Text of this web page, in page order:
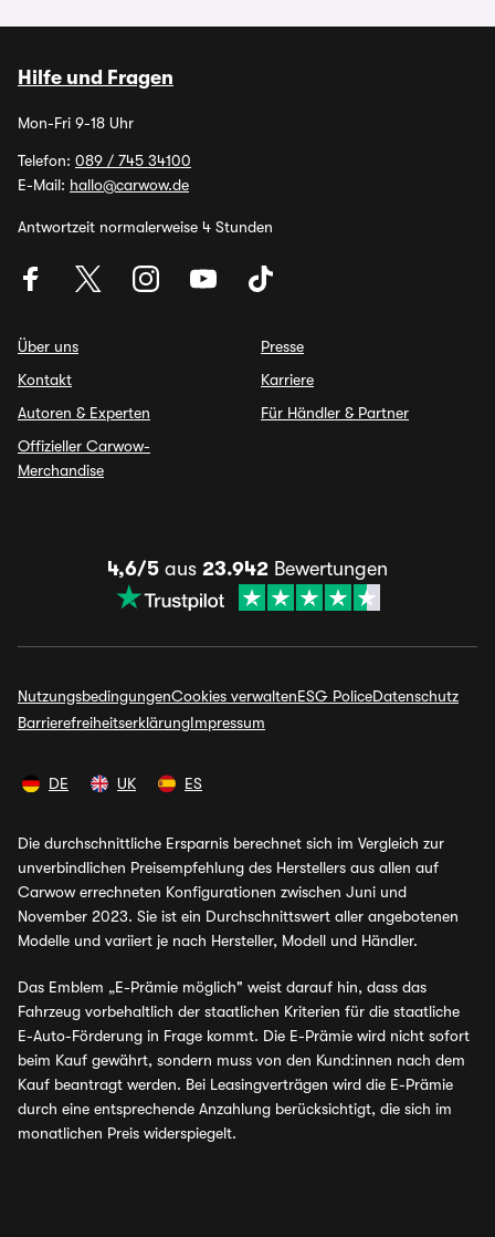
Hilfe und Fragen
Mon-Fri 9-18 Uhr
Telefon: 089 / 745 34100
E-Mail: hallo@carwow.de
Antwortzeit normalerweise 4 Stunden
Über uns
Kontakt
Autoren & Experten
Offizieller Carwow-
Merchandise
Presse
Karriere
Für Händler & Partner
4,6/5 aus 23.942 Bewertungen
NutzungsbedingungenCookies verwaltenESG PoliceDatenschutz
BarrierefreiheitserklärungImpressum
DE UK ES
Die durchschnittliche Ersparnis berechnet sich im Vergleich zur
unverbindlichen Preisempfehlung des Herstellers aus allen auf
Carwow errechneten Konfigurationen zwischen Juni und
November 2023. Sie ist ein Durchschnittswert aller angebotenen
Modelle und variiert je nach Hersteller, Modell und Händler.
Das Emblem „E-Prämie möglich" weist darauf hin, dass das
Fahrzeug vorbehaltlich der staatlichen Kriterien für die staatliche
E-Auto-Förderung in Frage kommt. Die E-Prämie wird nicht sofort
beim Kauf gewährt, sondern muss von den Kund:innen nach dem
Kauf beantragt werden. Bei Leasingverträgen wird die E-Prämie
durch eine entsprechende Anzahlung berücksichtigt, die sich im
monatlichen Preis widerspiegelt.